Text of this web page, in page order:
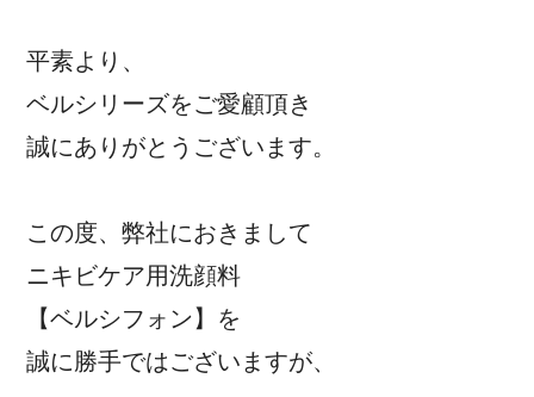
平素より、
ベルシリーズをご愛顧頂き
誠にありがとうございます。
この度、弊社におきまして
ニキビケア用洗顔料
【ベルシフォン】を
誠に勝手ではございますが、